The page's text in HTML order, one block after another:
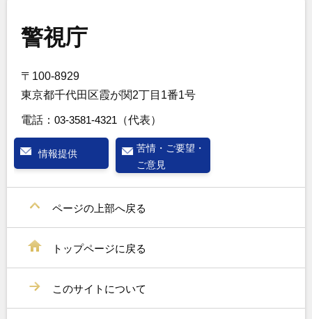
警視庁
〒100-8929
東京都千代田区霞が関2丁目1番1号
電話： 03-3581-4321 （代表）
情報提供
苦情・ご要望・
ご意見
ページの上部へ戻る
トップページに戻る
このサイトについて